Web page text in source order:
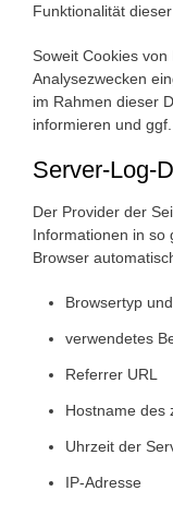
Funktionalität
Soweit Cookies
Analysezwecken
im Rahmen dieser
informieren und
Server-Log-
Der Provider der
Informationen in so
Browser
Browsertyp
verwendetes
Referrer URL
Hostname des
Uhrzeit der
IP-Adresse